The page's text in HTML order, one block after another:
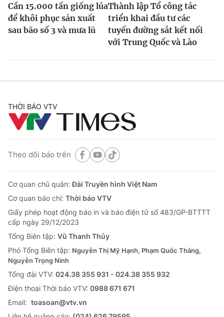
Cần 15.000 tấn giống lúa
để khôi phục sản xuất
sau bão số 3 và mưa lũ
Thành lập Tổ công tác
triển khai đầu tư các
tuyến đường sắt kết nối
với Trung Quốc và Lào
THỜI BÁO VTV
Theo dõi báo trên
Cơ quan chủ quản:Đài Truyền hình Việt Nam
Cơ quan báo chí: Thời báo VTV
Giấy phép hoạt động báo in và báo điện tử số 483/GP-BTTTT
cấp ngày 29/12/2023
Tổng Biên tập: Vũ Thanh Thủy
Phó Tổng Biên tập: Nguyễn Thị Mỹ Hạnh, Phạm Quốc Thắng,
Nguyễn Trọng Ninh
Tổng đài VTV: 024.38 355 931 - 024.38 355 932
Ðiện thoại Thời báo VTV: 0988 671 671
Email: toasoan@vtv.vn